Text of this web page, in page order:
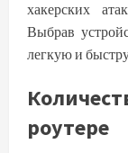
хакерских
Выбрав
легкую и
роутере